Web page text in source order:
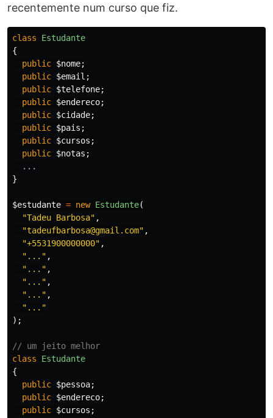
recentemente num curso que fiz.
class
Estudante
{
public $nome;
public $email ;
public $telefone;
public $endereco;
public $cidade;
public $pais ;
public $cursos ;
public $notas ;
...
}
$estudante = new Estudante(
"Tadeu Barbosa" ,
"tadeufbarbosa@gmail.com" ,
"+5531900000000" ,
"..." ,
"..." ,
"..." ,
"..." ,
"..."
);
// um jeito melhor
class
Estudante
{
public $pessoa;
public $endereco;
public $cursos ;